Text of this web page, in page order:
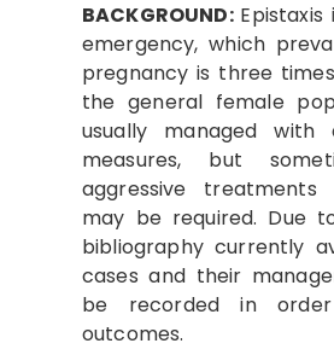
BACKGROUND:
emergency, which
pregnancy is three
the general female
usually managed with
measures, but
aggressive treatments
may be required. Due
bibliography currently
cases and their
be recorded in
outcomes.